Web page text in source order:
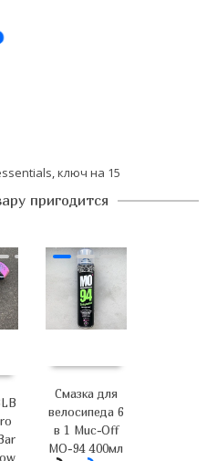
,ключ на 15
пригодится
Смазка для
велосипеда 6
в 1 Muc-Off
MO-94 400мл